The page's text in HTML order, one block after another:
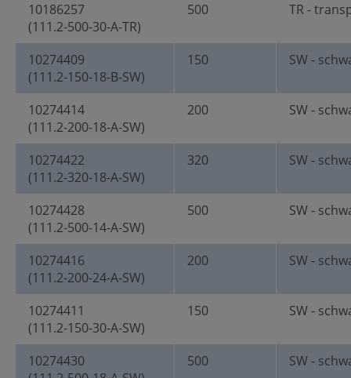
10186257
(111.2-500-30-A-TR)
500 TR -
10274409
(111.2-150-18-B-SW)
150 SW -
10274414
(111.2-200-18-A-SW)
200 SW -
10274422
(111.2-320-18-A-SW)
320 SW -
10274428
(111.2-500-14-A-SW)
500 SW -
10274416
(111.2-200-24-A-SW)
200 SW -
10274411
(111.2-150-30-A-SW)
150 SW -
10274430
500 SW -